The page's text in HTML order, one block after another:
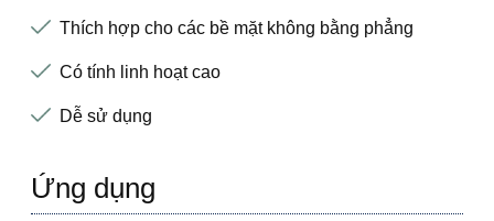
Thích hợp cho các bề mặt không bằng phẳng
Có tính linh hoạt cao
Dễ sử dụng
Ứng dụng